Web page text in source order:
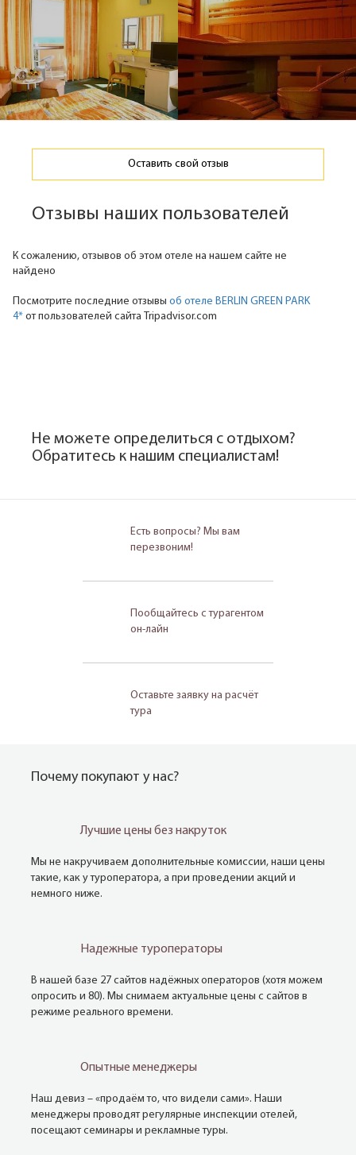
Оставить свой отзыв
Отзывы наших пользователей
К сожалению, отзывов об этом отеле на нашем сайте не
найдено
Посмотрите последние отзывы об отеле BERLIN GREEN PARK
4* от пользователей сайта Tripadvisor.com
Не можете определиться с отдыхом?
Обратитесь к нашим специалистам!
Есть вопросы? Мы вам
перезвоним!
Пообщайтесь с турагентом
он-лайн
Оставьте заявку на расчёт
тура
Почему покупают у нас?
Лучшие цены без накруток
Мы не накручиваем дополнительные комиссии, наши цены
такие, как у туроператора, а при проведении акций и
немного ниже.
Надежные туроператоры
В нашей базе 27 сайтов надёжных операторов (хотя можем
опросить и 80). Мы снимаем актуальные цены с сайтов в
режиме реального времени.
Опытные менеджеры
Наш девиз – «продаём то, что видели сами». Наши
менеджеры проводят регулярные инспекции отелей,
посещают семинары и рекламные туры.